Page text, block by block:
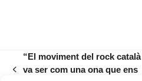
previous
“El moviment del rock català
va ser com una ona que ens